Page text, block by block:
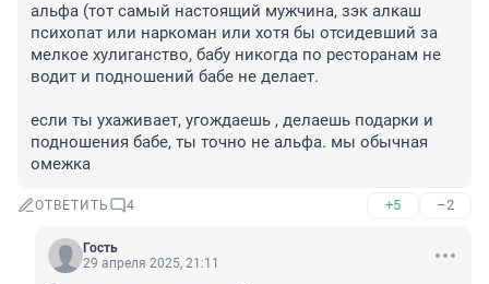
альфа (тот самый настоящий мужчина, зэк алкаш
психопат или наркоман или хотя бы отсидевший за
мелкое хулиганство, бабу никогда по ресторанам не
водит и подношений бабе не делает.
если ты ухаживает, угождаешь , делаешь подарки и
подношения бабе, ты точно не альфа. мы обычная
омежка
ОТВЕТИТЬ 4 +5 –2
Гость
29 апреля 2025, 21:11